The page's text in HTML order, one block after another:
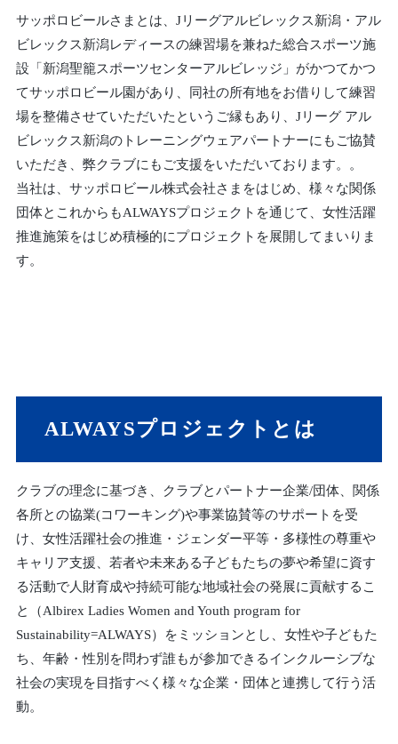
サッポロビールさまとは、Jリーグアルビレックス新潟・アル
ビレックス新潟レディースの練習場を兼ねた総合スポーツ施
設「新潟聖籠スポーツセンターアルビレッジ」がかつてかつ
てサッポロビール園があり、同社の所有地をお借りして練習
場を整備させていただいたというご縁もあり、Jリーグ アル
ビレックス新潟のトレーニングウェアパートナーにもご協賛
いただき、弊クラブにもご支援をいただいております。。
当社は、サッポロビール株式会社さまをはじめ、様々な関係
団体とこれからもALWAYSプロジェクトを通じて、女性活躍
推進施策をはじめ積極的にプロジェクトを展開してまいりま
す。
ALWAYSプロジェクトとは
クラブの理念に基づき、クラブとパートナー企業/団体、関係
各所との協業(コワーキング)や事業協賛等のサポートを受
け、女性活躍社会の推進・ジェンダー平等・多様性の尊重や
キャリア支援、若者や未来ある子どもたちの夢や希望に資す
る活動で人財育成や持続可能な地域社会の発展に貢献するこ
と（Albirex Ladies Women and Youth program for
Sustainability=ALWAYS）をミッションとし、女性や子どもた
ち、年齢・性別を問わず誰もが参加できるインクルーシブな
社会の実現を目指すべく様々な企業・団体と連携して行う活
動。